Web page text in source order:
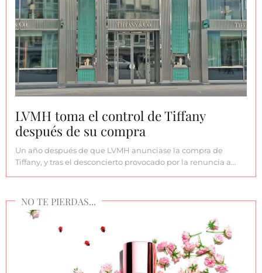
LVMH toma el control de Tiffany
después de su compra
Un año después de que LVMH anunciase la compra de
Tiffany, y tras el desconcierto provocado por la renuncia a…